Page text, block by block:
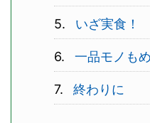
いざ実食！
一品モノも
終わりに